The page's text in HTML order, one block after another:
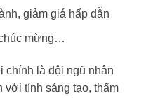
giảm giá hấp dẫn
mừng…
là đội ngũ nhân
với tính sáng tạo, thẩm